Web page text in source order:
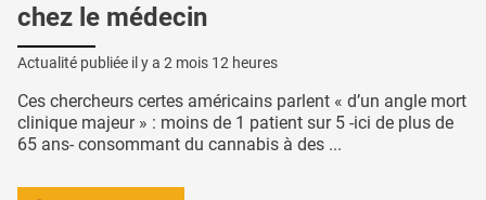
chez le médecin
Actualité publiée il y a 2 mois 12 heures
Ces chercheurs certes américains parlent « d’un angle mort
clinique majeur » : moins de 1 patient sur 5 -ici de plus de
65 ans- consommant du cannabis à des ...